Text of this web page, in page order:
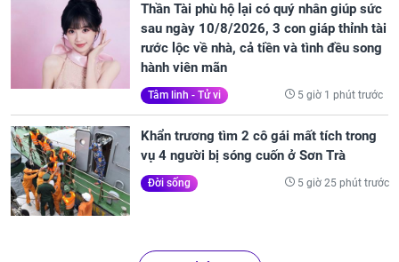
Thần Tài phù hộ lại có quý nhân giúp sức
sau ngày 10/8/2026, 3 con giáp thỉnh tài
rước lộc về nhà, cả tiền và tình đều song
hành viên mãn
Tâm linh - Tử vi 5 giờ 1 phút trước
Khẩn trương tìm 2 cô gái mất tích trong
vụ 4 người bị sóng cuốn ở Sơn Trà
Đời sống 5 giờ 25 phút trước